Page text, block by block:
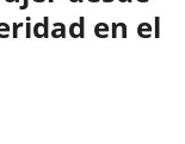
en el